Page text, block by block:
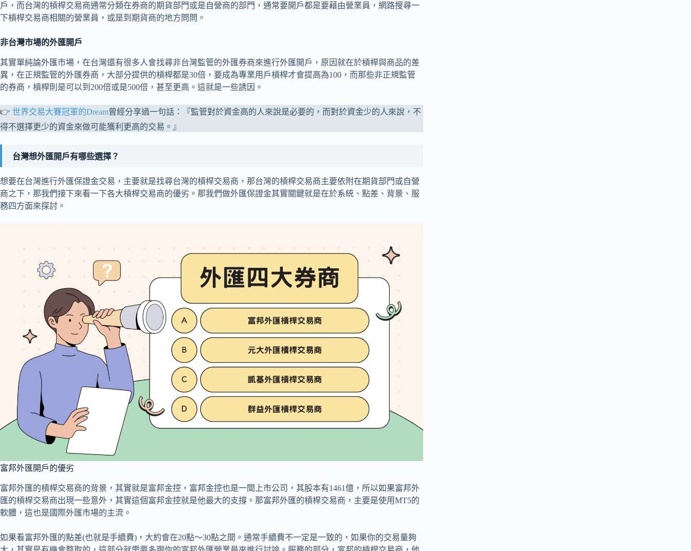
戶，而台灣的槓桿交易商通常分類在券商的期貨部門或是自營商的部門，通常要開戶都是要藉由營業員，網路搜尋一
下槓桿交易商相關的營業員，或是到期貨商的地方問問。
非台灣市場的外匯開戶
其實單純論外匯市場，在台灣還有很多人會找尋非台灣監管的外匯券商來進行外匯開戶，原因就在於槓桿與商品的差
異，在正規監管的外匯券商，大部分提供的槓桿都是30倍，要成為專業用戶槓桿才會提高為100，而那些非正規監管
的券商，槓桿則是可以到200倍或是500倍，甚至更高。這就是一些誘因。
👉 世界交易大賽冠軍的Dream曾經分享過一句話：『監管對於資金高的人來說是必要的，而對於資金少的人來說，不
得不選擇更少的資金來做可能獲利更高的交易。』
台灣想外匯開戶有哪些選擇？
想要在台灣進行外匯保證金交易，主要就是找尋台灣的槓桿交易商，那台灣的槓桿交易商主要依附在期貨部門或自營
商之下，那我們接下來看一下各大槓桿交易商的優劣。那我們做外匯保證金其實關鍵就是在於系統、點差、背景、服
務四方面來探討。
富邦外匯開戶的優劣
富邦外匯的槓桿交易商的背景，其實就是富邦金控，富邦金控也是一間上市公司，其股本有1461億，所以如果富邦外
匯的槓桿交易商出現一些意外，其實這個富邦金控就是他最大的支撐。那富邦外匯的槓桿交易商，主要是使用MT5的
軟體，這也是國際外匯市場的主流。
如果看富邦外匯的點差(也就是手續費)，大約會在20點～30點之間。通常手續費不一定是一致的，如果你的交易量夠